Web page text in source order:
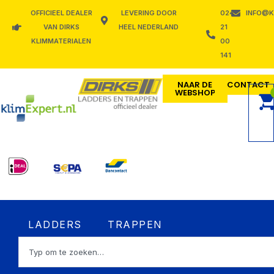
OFFICIEEL DEALER
VAN DIRKS
KLIMMATERIALEN
LEVERING DOOR
HEEL NEDERLAND
024
21
00
141
NAAR DE
WEBSHOP
CONTACT
LADDERS Open LADDERS
TRAPPEN